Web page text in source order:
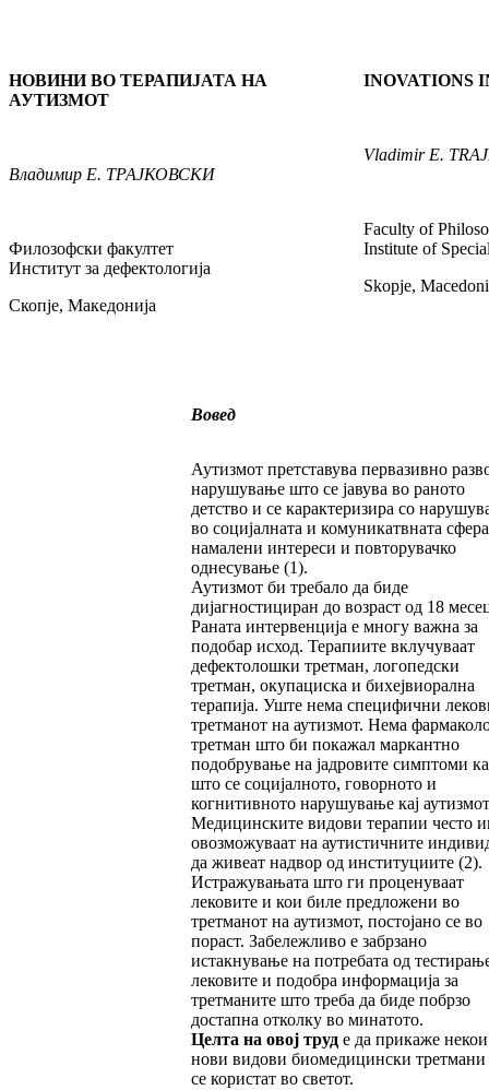
НОВИНИ ВО ТЕРАПИЈАТА НА
АУТИЗМОТ
Владимир Е. ТРАЈКОВСКИ
Филозофски факултет
Институт за дефектологија
Скопје, Македонија
INOVATIONS
Vladimir E.
Faculty of
Institute of
Skopje,
Вовед
Аутизмот претставува первазивно
нарушување што се јавува во раното
детство и се карактеризира со
во социјалната и комуникатвната
намалени интереси и повторувачко
однесување (1).
Аутизмот би требало да биде
дијагностициран до возраст од 18
Раната интервенција е многу важна за
подобар исход. Терапиите вклучуваат
дефектолошки третман, логопедски
третман, окупациска и бихејвиорална
терапија. Уште нема специфични
третманот на аутизмот. Нема
третман што би покажал маркантно
подобрување на јадровите симптоми
што се социјалното, говорното и
когнитивното нарушување кај
Медицинските видови терапии често
овозможуваат на аутистичните
да живеат надвор од институциите (2).
Истражувањата што ги проценуваат
лековите и кои биле предложени во
третманот на аутизмот, постојано се во
пораст. Забележливо е забрзано
истакнување на потребата од
лековите и подобра информација за
третманите што треба да биде побрзо
достапна отколку во минатото.
Целта на овој труде да прикаже некои
нови видови биомедицински
се користат во светот.